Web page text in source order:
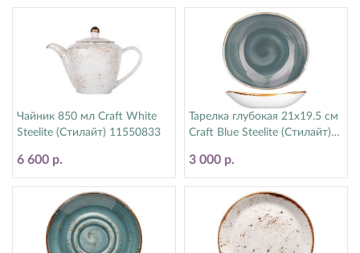
Чайник 850 мл Craft White
Steelite (Стилайт) 11550833
6 600 р.
Тарелка глубокая 21х19.5 см
Craft Blue Steelite (Стилайт)
3 000 р.